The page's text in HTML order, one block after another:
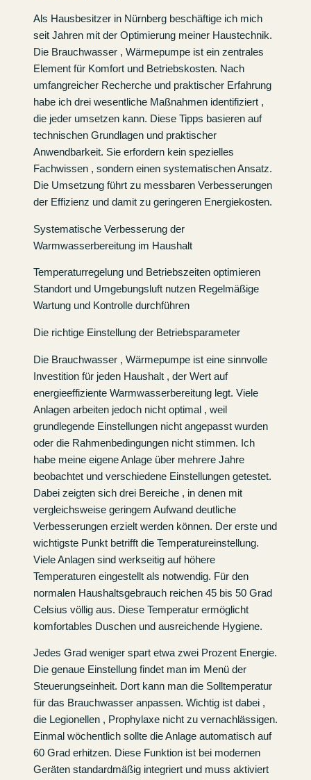
Als Hausbesitzer in Nürnberg beschäftige ich mich
seit Jahren mit der Optimierung meiner Haustechnik.
Die Brauchwasser , Wärmepumpe ist ein zentrales
Element für Komfort und Betriebskosten. Nach
umfangreicher Recherche und praktischer Erfahrung
habe ich drei wesentliche Maßnahmen identifiziert ,
die jeder umsetzen kann. Diese Tipps basieren auf
technischen Grundlagen und praktischer
Anwendbarkeit. Sie erfordern kein spezielles
Fachwissen , sondern einen systematischen Ansatz.
Die Umsetzung führt zu messbaren Verbesserungen
der Effizienz und damit zu geringeren Energiekosten.
Systematische Verbesserung der
Warmwasserbereitung im Haushalt
Temperaturregelung und Betriebszeiten optimieren
Standort und Umgebungsluft nutzen Regelmäßige
Wartung und Kontrolle durchführen
Die richtige Einstellung der Betriebsparameter
Die Brauchwasser , Wärmepumpe ist eine sinnvolle
Investition für jeden Haushalt , der Wert auf
energieeffiziente Warmwasserbereitung legt. Viele
Anlagen arbeiten jedoch nicht optimal , weil
grundlegende Einstellungen nicht angepasst wurden
oder die Rahmenbedingungen nicht stimmen. Ich
habe meine eigene Anlage über mehrere Jahre
beobachtet und verschiedene Einstellungen getestet.
Dabei zeigten sich drei Bereiche , in denen mit
vergleichsweise geringem Aufwand deutliche
Verbesserungen erzielt werden können. Der erste und
wichtigste Punkt betrifft die Temperatureinstellung.
Viele Anlagen sind werkseitig auf höhere
Temperaturen eingestellt als notwendig. Für den
normalen Haushaltsgebrauch reichen 45 bis 50 Grad
Celsius völlig aus. Diese Temperatur ermöglicht
komfortables Duschen und ausreichende Hygiene.
Jedes Grad weniger spart etwa zwei Prozent Energie.
Die genaue Einstellung findet man im Menü der
Steuerungseinheit. Dort kann man die Solltemperatur
für das Brauchwasser anpassen. Wichtig ist dabei ,
die Legionellen , Prophylaxe nicht zu vernachlässigen.
Einmal wöchentlich sollte die Anlage automatisch auf
60 Grad erhitzen. Diese Funktion ist bei modernen
Geräten standardmäßig integriert und muss aktiviert